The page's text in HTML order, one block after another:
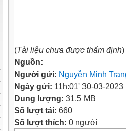
(Tài liệu chưa được thẩm định)
Nguồn:
Người gửi: Nguyễn Minh
Ngày gửi: 11h:01' 30-03-2023
Dung lượng: 31.5 MB
Số lượt tải: 660
Số lượt thích: 0 người